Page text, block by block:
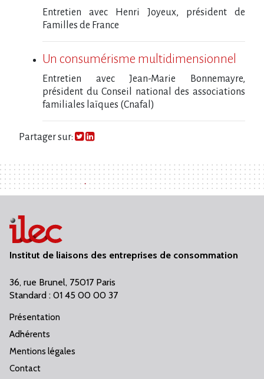
Entretien avec Henri Joyeux, président de
Familles de France
Un consumérisme multidimensionnel
Entretien avec Jean-Marie Bonnemayre,
président du Conseil national des associations
familiales laïques (Cnafal)
Partager sur:
Institut de liaisons des entreprises de consommation
36, rue Brunel, 75017 Paris
Standard : 01 45 00 00 37
Présentation
Adhérents
Mentions légales
Contact